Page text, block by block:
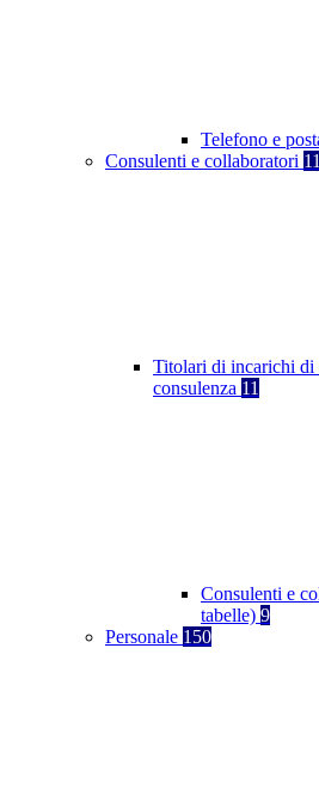
Telefono e
Consulenti e collaboratori 11
Titolari di incarichi di
consulenza 11
Consulenti e
tabelle) 9
Personale 150